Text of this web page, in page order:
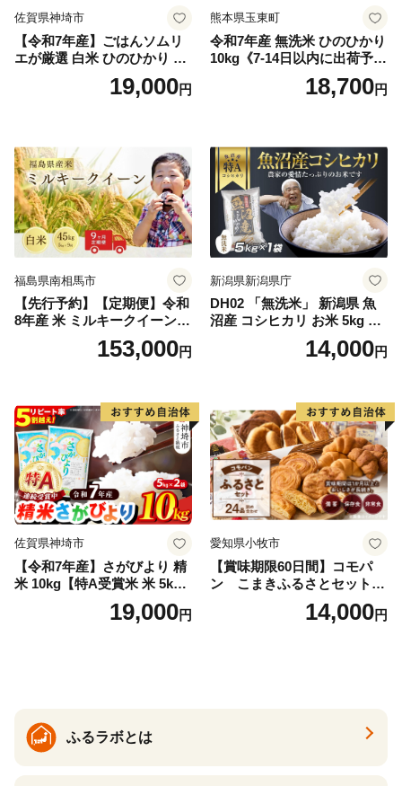
佐賀県神埼市
【令和7年産】ごはんソムリ
エが厳選 白米 ひのひかり 10
米 10kg 5kg×2 ひのひかり ブ
19,000円
熊本県玉東町
令和7年産 無洗米 ひのひかり
10kg《7-14日以内に出荷予定
(土日祝除く)》コメ 米 無洗米
令和7年産 高レビュー｜人気
18,700円
福島県南相馬市
【先行予約】【定期便】令和
8年産 米 ミルキークイーン
白米 45kg (5kg×9回) | ミルキ
ークイーン 米5kg 福島 福島
福島県 南相馬市 cu006-ae
153,000円
新潟県新潟県庁
DH02 「無洗米」 新潟県 魚
沼産 コシヒカリ お米 5kg こ
しひかり 精米 米（お米の美
味しい炊き方ガイド付き）
14,000円
佐賀県神埼市
【令和7年産】さがびより 精
米 10kg【特A受賞米 米 5kg×
2袋 お米 コメ こめ 国産 美味
しい ブランド米 人気 ランキ
19,000円
愛知県小牧市
【賞味期限60日間】コモパ
ン こまきふるさとセット
（24個入り）／災害用備蓄
保存食 非常食 防災グッズに
14,000円
ふるラボとは